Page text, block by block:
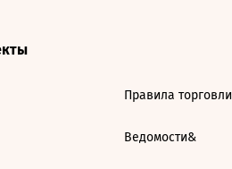
Правила торговли
Ведомости&